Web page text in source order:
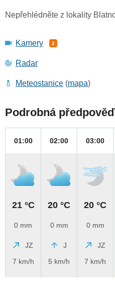
Nepřehlédněte z lokality
Kamery 2
Radar
Meteostanice (mapa)
Podrobná
01:00
21 °C
0 mm
JZ
7 km/h
02:00
20 °C
0 mm
J
5 km/h
03:00
20 °C
0 mm
JZ
7 km/h